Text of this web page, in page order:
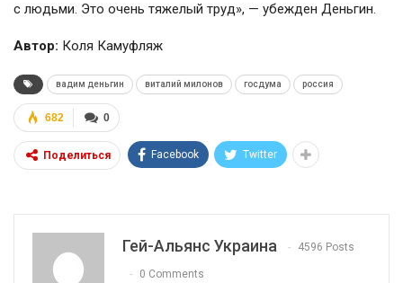
с людьми. Это очень тяжелый труд», — убежден Деньгин.
Автор: Коля Камуфляж
вадим деньгин виталий милонов госдума россия
0
682
Поделиться Facebook Twitter
Гей-Альянс Украина 4596 Posts
0 Comments